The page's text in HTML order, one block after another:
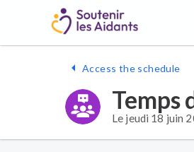
Access the schedule
Temps
Le jeudi 18 juin